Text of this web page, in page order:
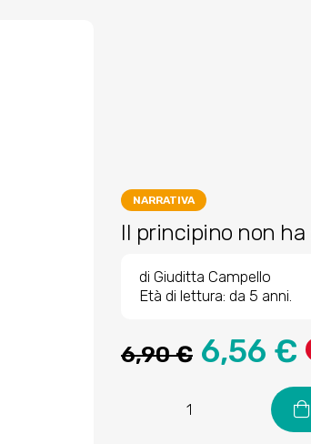
NARRATIVA
Il principino non
di Giuditta Campello
Età di lettura: da 5 anni.
6,90 € 6,56 €